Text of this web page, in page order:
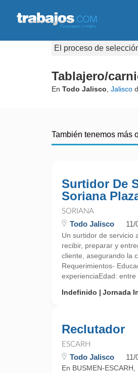
El proceso de
Tablajero/
En Todo Jalisco Jalisco
También tenemos más
Surtidor De
Soriana
SORIANA
Todo Jalisco 11/
Un surtidor de servicio
recibir, preparar y
cliente, asegurando la
Requerimientos-
experienciaEdad: entre
Indefinido
Jornada
Reclutador
ESCARH
Todo Jalisco 11/
En BUSMEN-